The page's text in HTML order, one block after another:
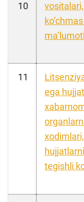
10
11
ega
tegishli